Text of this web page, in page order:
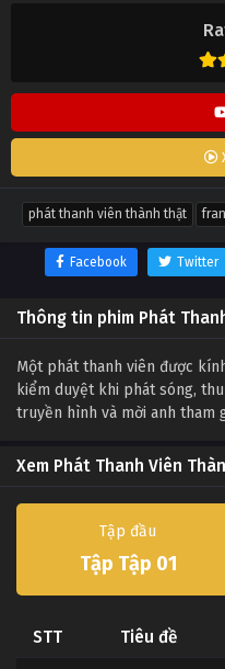
phát thanh viên thành thật
Facebook Twitter
Thông tin phim Phát
Một phát thanh viên được
kiểm duyệt khi phát sóng,
truyền hình và mời anh tham
Xem Phát Thanh Viên
Tập đầu
Tập Tập 01
STT Tiêu đề